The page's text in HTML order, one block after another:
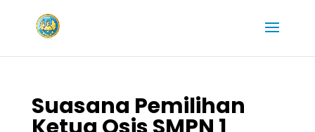
Suasana Pemilihan